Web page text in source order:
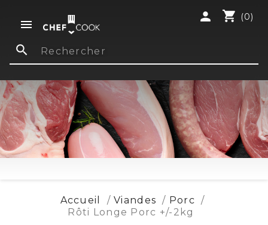

shopping_cart (0)
person
search
Accueil Viandes
Porc
Rôti Longe Porc +/-2kg